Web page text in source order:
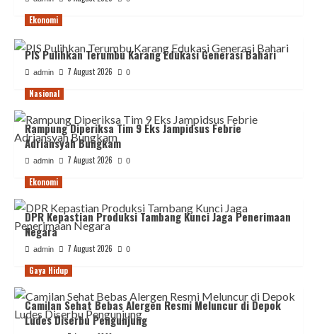
Ekonomi
PIS Pulihkan Terumbu Karang Edukasi Generasi Bahari
admin 7 August 2026 0
Nasional
Rampung Diperiksa Tim 9 Eks Jampidsus Febrie
Adriansyah Bungkam
admin 7 August 2026 0
Ekonomi
DPR Kepastian Produksi Tambang Kunci Jaga Penerimaan
Negara
admin 7 August 2026 0
Gaya Hidup
Camilan Sehat Bebas Alergen Resmi Meluncur di Depok
Ludes Diserbu Pengunjung